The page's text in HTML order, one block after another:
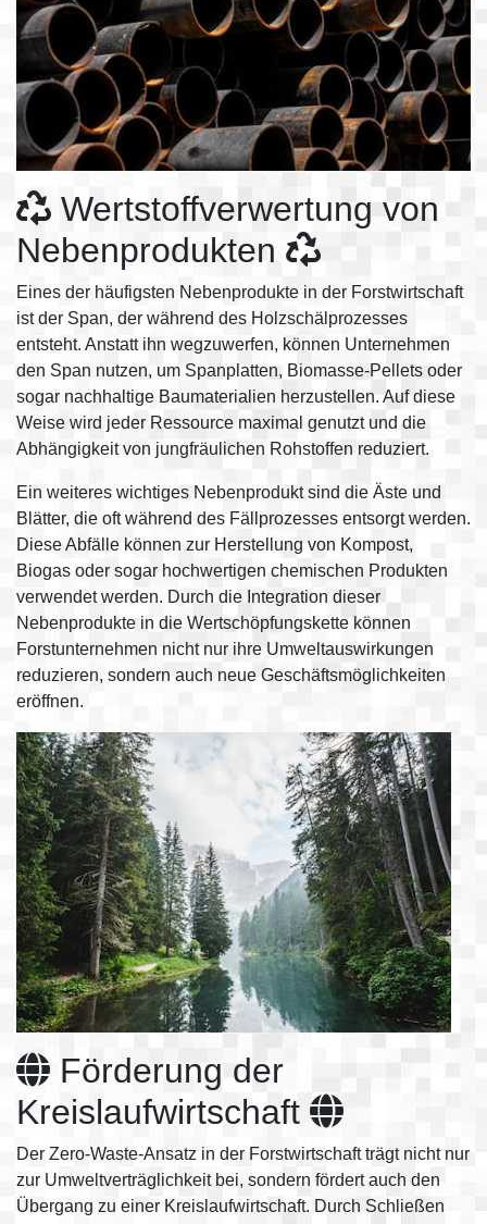
Wertstoffverwertung von
Nebenprodukten
Eines der häufigsten Nebenprodukte in der Forstwirtschaft
ist der Span, der während des Holzschälprozesses
entsteht. Anstatt ihn wegzuwerfen, können Unternehmen
den Span nutzen, um Spanplatten, Biomasse-Pellets oder
sogar nachhaltige Baumaterialien herzustellen. Auf diese
Weise wird jeder Ressource maximal genutzt und die
Abhängigkeit von jungfräulichen Rohstoffen reduziert.
Ein weiteres wichtiges Nebenprodukt sind die Äste und
Blätter, die oft während des Fällprozesses entsorgt werden.
Diese Abfälle können zur Herstellung von Kompost,
Biogas oder sogar hochwertigen chemischen Produkten
verwendet werden. Durch die Integration dieser
Nebenprodukte in die Wertschöpfungskette können
Forstunternehmen nicht nur ihre Umweltauswirkungen
reduzieren, sondern auch neue Geschäftsmöglichkeiten
eröffnen.
Förderung der
Kreislaufwirtschaft
Der Zero-Waste-Ansatz in der Forstwirtschaft trägt nicht nur
zur Umweltverträglichkeit bei, sondern fördert auch den
Übergang zu einer Kreislaufwirtschaft. Durch Schließen